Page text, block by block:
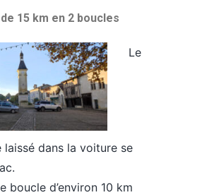
15 km en 2 boucles
Le
laissé dans la voiture se
boucle d’environ 10 km